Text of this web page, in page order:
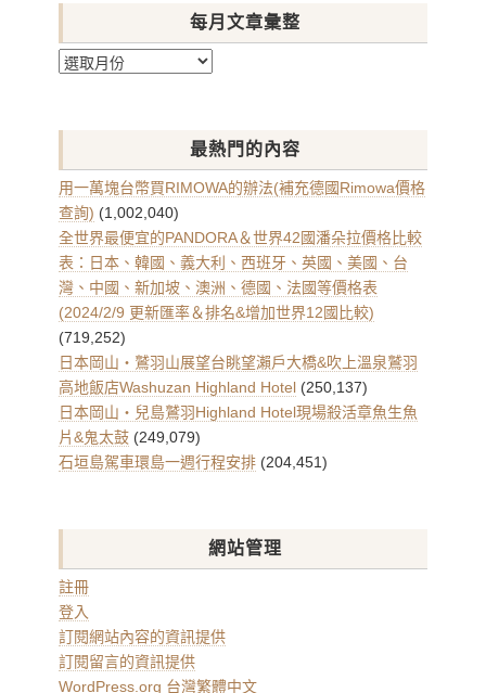
每月文章彙整
每
章
整
最熱門的內容
用一萬塊台幣買RIMOWA的辦法(補充德國Rimowa價格
查詢) (1,002,040)
全世界最便宜的PANDORA＆世界42國潘朵拉價格比較
表：日本、韓國、義大利、西班牙、英國、美國、台
灣、中國、新加坡、澳洲、德國、法國等價格表
(2024/2/9 更新匯率＆排名&增加世界12國比較)
(719,252)
日本岡山・鷲羽山展望台眺望瀨戶大橋&吹上溫泉鷲羽
高地飯店Washuzan Highland Hotel (250,137)
日本岡山・兒島鷲羽Highland Hotel現場殺活章魚生魚
片&鬼太鼓 (249,079)
石垣島駕車環島一週行程安排 (204,451)
網站管理
註冊
登入
訂閱網站內容的資訊提供
訂閱留言的資訊提供
WordPress.org 台灣繁體中文